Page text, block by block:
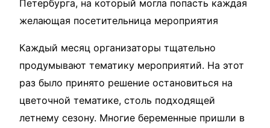
Петербурга, на который могла попасть каждая
желающая посетительница мероприятия
Каждый месяц организаторы тщательно
продумывают тематику мероприятий. На этот
раз было принято решение остановиться на
цветочной тематике, столь подходящей
летнему сезону. Многие беременные пришли в